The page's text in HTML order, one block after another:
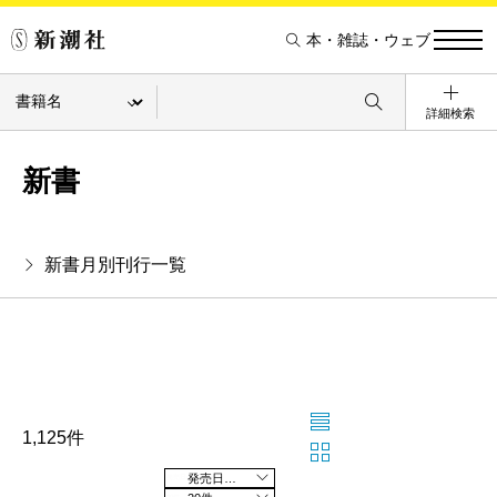
本・雑誌・ウェブ
詳細検索
新書
新書月別刊行一覧
1,125件